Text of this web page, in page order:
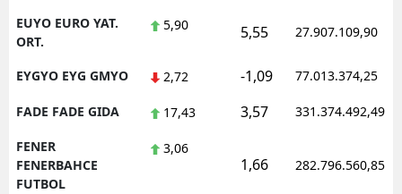
EUYO EURO YAT.
ORT.
5,90 5,55 27.907.109,90
EYGYO EYG GMYO 2,72 -1,09 77.013.374,25
FADE FADE GIDA 17,43 3,57 331.374.492,49
FENER
FENERBAHCE
FUTBOL
3,06
1,66 282.796.560,85